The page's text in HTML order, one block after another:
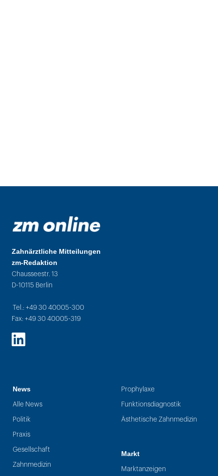
Zahnärztliche Mitteilungen
zm-Redaktion
Chausseestr. 13
D-10115 Berlin
Tel.: +49 30 40005-300
Fax: +49 30 40005-319
LinkedIn
News
Alle News
Politik
Praxis
Gesellschaft
Zahnmedizin
Prophylaxe
Funktionsdiagnostik
Ästhetische Zahnmedizin
Markt
Marktanzeigen